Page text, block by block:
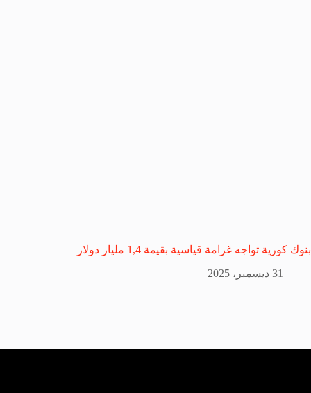
بنوك كورية تواجه غرامة قياسية بقيمة 1,4 مليار دولار
31 ديسمبر، 2025